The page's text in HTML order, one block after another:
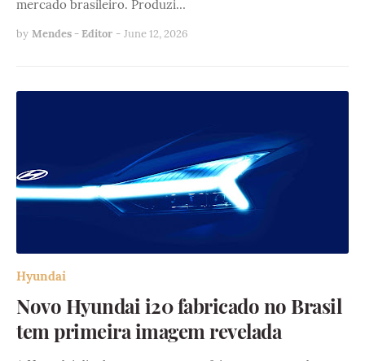
mercado brasileiro. Produzi…
by Mendes - Editor - June 12, 2026
Hyundai
Novo Hyundai i20 fabricado no Brasil
tem primeira imagem revelada